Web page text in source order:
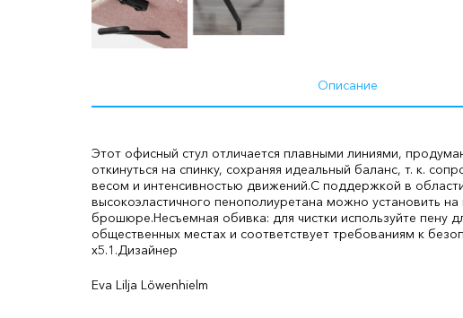
Описание
Этот офисный стул отличается плавными линиями,
откинуться на спинку, сохраняя идеальный баланс, т. к.
весом и интенсивностью движений.С поддержкой в
высокоэластичного пенополиуретана можно установить
брошюре.Несъемная обивка: для чистки используйте пену
общественных местах и соответствует требованиям к
x5.1.Дизайнер
Eva Lilja Löwenhielm